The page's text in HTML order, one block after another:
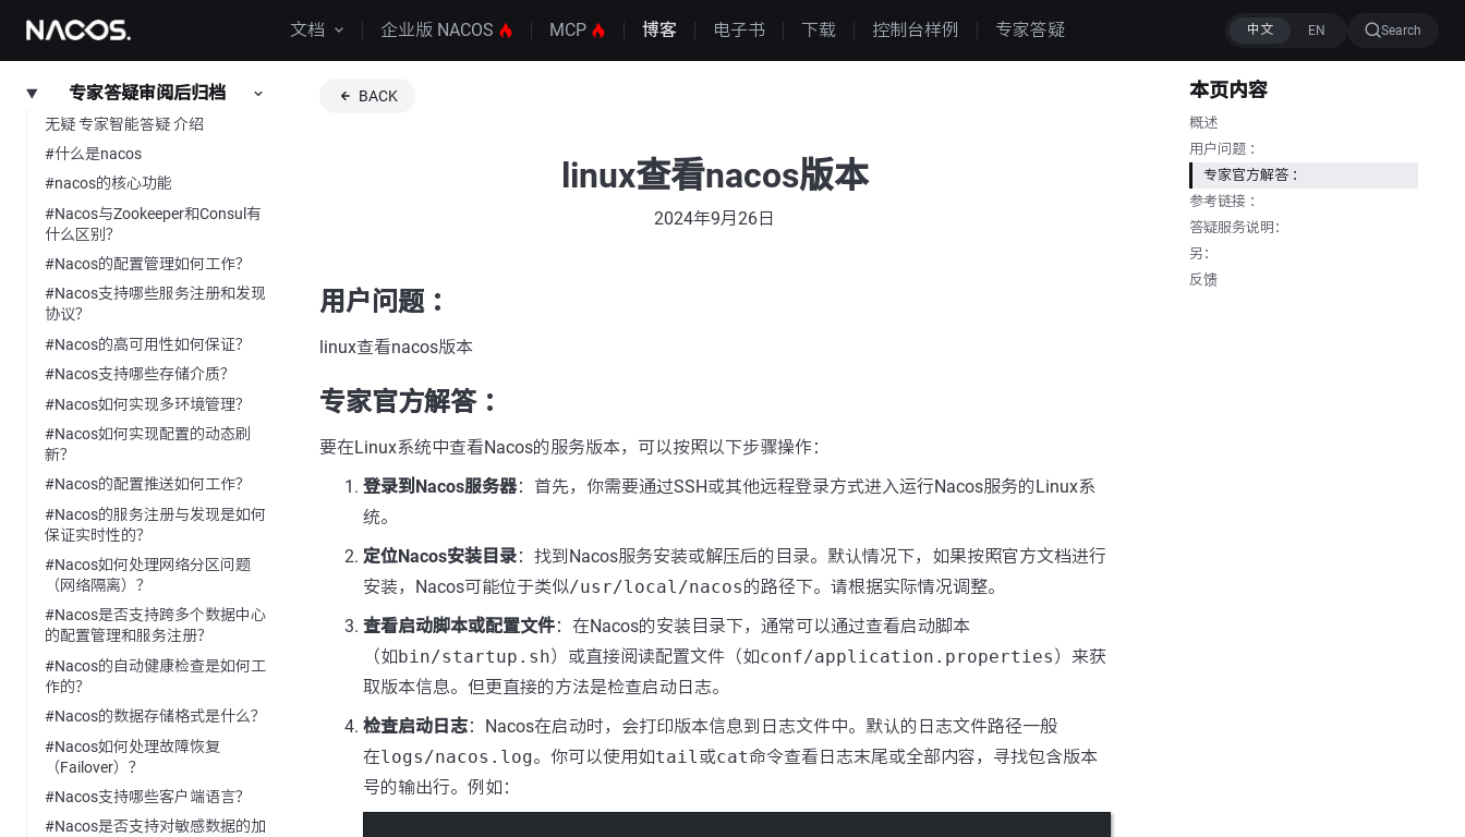
文档 企业版 NACOS MCP 博客 电子书 下载 控制台样例 专家答疑 Search
专家答疑审阅后归档
无疑 专家智能答疑 介绍
#什么是nacos
#nacos的核心功能
#Nacos与Zookeeper和Consul有
什么区别？
#Nacos的配置管理如何工作？
#Nacos支持哪些服务注册和发现
协议？
#Nacos的高可用性如何保证？
#Nacos支持哪些存储介质？
#Nacos如何实现多环境管理？
#Nacos如何实现配置的动态刷
新？
#Nacos的配置推送如何工作？
#Nacos的服务注册与发现是如何
保证实时性的？
#Nacos如何处理网络分区问题
（网络隔离）？
#Nacos是否支持跨多个数据中心
的配置管理和服务注册？
#Nacos的自动健康检查是如何工
作的？
#Nacos的数据存储格式是什么？
#Nacos如何处理故障恢复
（Failover）？
#Nacos支持哪些客户端语言？
#Nacos是否支持对敏感数据的加
BACK
linux查看nacos版本
2024年9月26日
用户问题 ：
linux查看nacos版本
专家官方解答 ：
要在Linux系统中查看Nacos的服务版本，可以按照以下步骤操作：
登录到Nacos服务器：首先，你需要通过SSH或其他远程登录方式进入运行Nacos服务的Linux系
统。
定位Nacos安装目录：找到Nacos服务安装或解压后的目录。默认情况下，如果按照官方文档进行
安装，Nacos可能位于类似/usr/local/nacos的路径下。请根据实际情况调整。
查看启动脚本或配置文件：在Nacos的安装目录下，通常可以通过查看启动脚本
（如bin/startup.sh）或直接阅读配置文件（如conf/application.properties）来获
取版本信息。但更直接的方法是检查启动日志。
检查启动日志：Nacos在启动时，会打印版本信息到日志文件中。默认的日志文件路径一般
在logs/nacos.log。你可以使用如tail或cat命令查看日志末尾或全部内容，寻找包含版本
号的输出行。例如：
本页内容
概述
用户问题 ：
专家官方解答 ：
参考链接 ：
答疑服务说明：
另：
反馈